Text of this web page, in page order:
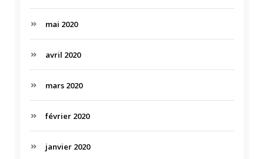
mai 2020
avril 2020
mars 2020
février 2020
janvier 2020